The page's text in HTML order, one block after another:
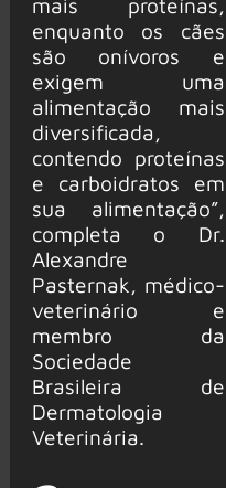
enquanto os cães
são onívoros e
exigem uma
alimentação mais
diversificada,
contendo proteínas
e carboidratos em
sua alimentação”,
completa o Dr.
Alexandre
Pasternak, médico-
veterinário e
membro da
Sociedade
Brasileira de
Dermatologia
Veterinária.